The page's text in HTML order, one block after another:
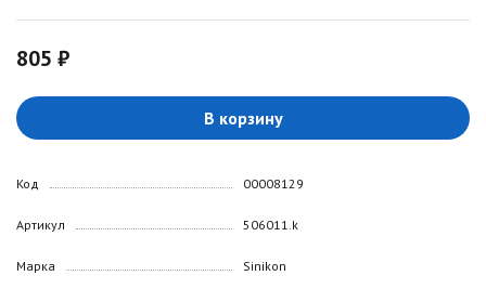
805 ₽
В корзину
Код
Артикул
Марка
00008129
506011.k
Sinikon